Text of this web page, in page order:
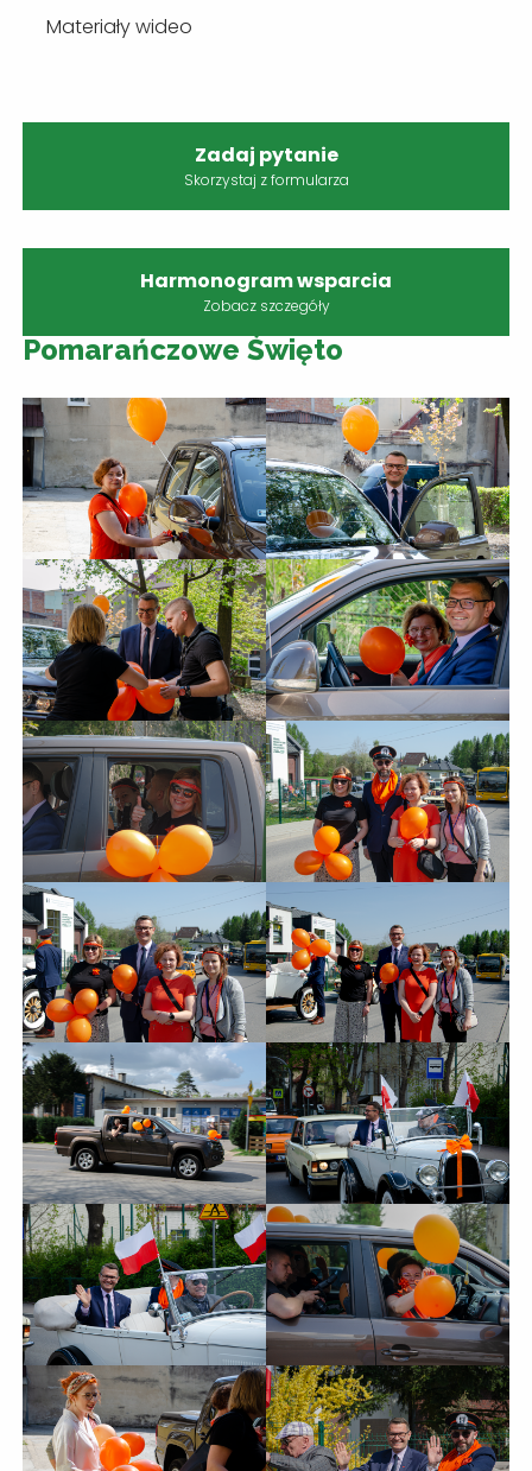
Materiały wideo
Zadaj pytanie
Skorzystaj z formularza
Harmonogram wsparcia
Zobacz szczegóły
Pomarańczowe Święto